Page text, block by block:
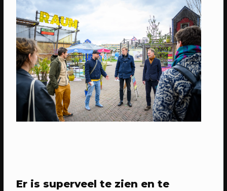
01/05/2024 EVENT
Pleinotheek - Meivakantie
woensdag
Er is superveel te zien en te